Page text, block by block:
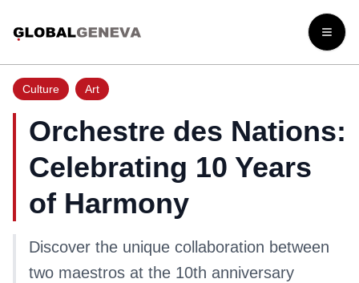
Open
Culture Art
Orchestre des Nations:
Celebrating 10 Years
of Harmony
Discover the unique collaboration between
two maestros at the 10th anniversary